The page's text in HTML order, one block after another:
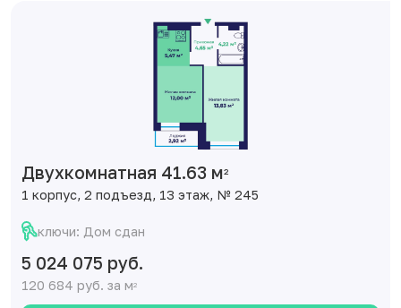
Двухкомнатная 41.63 м2
1 корпус, 2 подъезд, 13 этаж, № 245
ключи: Дом сдан
5 024 075 руб.
120 684 руб. за м2